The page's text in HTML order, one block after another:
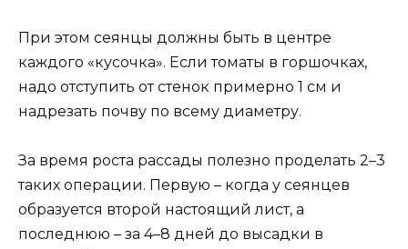
При этом сеянцы должны быть в центре
каждого «кусочка». Если томаты в горшочках,
надо отступить от стенок примерно 1 см и
надрезать почву по всему диаметру.
За время роста рассады полезно проделать 2–3
таких операции. Первую – когда у сеянцев
образуется второй настоящий лист, а
последнюю – за 4–8 дней до высадки в